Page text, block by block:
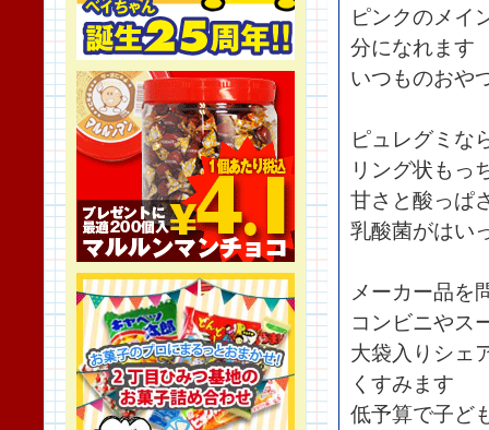
ピンクのメイ
分になれます
いつものおや
ピュレグミな
リング状もっ
甘さと酸っぱ
乳酸菌がはい
メーカー品を
コンビニやス
大袋入りシェ
くすみます
低予算で子ど